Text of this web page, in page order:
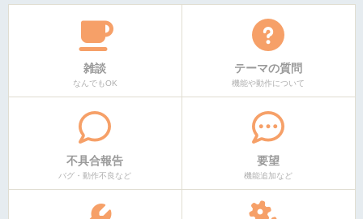
雑談
なんでもOK
テーマの質問
機能や動作について
不具合報告
バグ・動作不良など
要望
機能追加など